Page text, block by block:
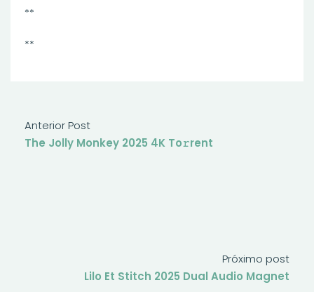
**
**
Anterior Post
The Jolly Monkey 2025 4K To𝚛rent
Próximo post
Lilo Et Stitch 2025 Dual Audio Magnet